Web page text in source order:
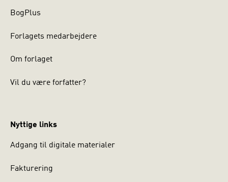
BogPlus
Forlagets medarbejdere
Om forlaget
Vil du være forfatter?
Nyttige links
Adgang til digitale materialer
Fakturering